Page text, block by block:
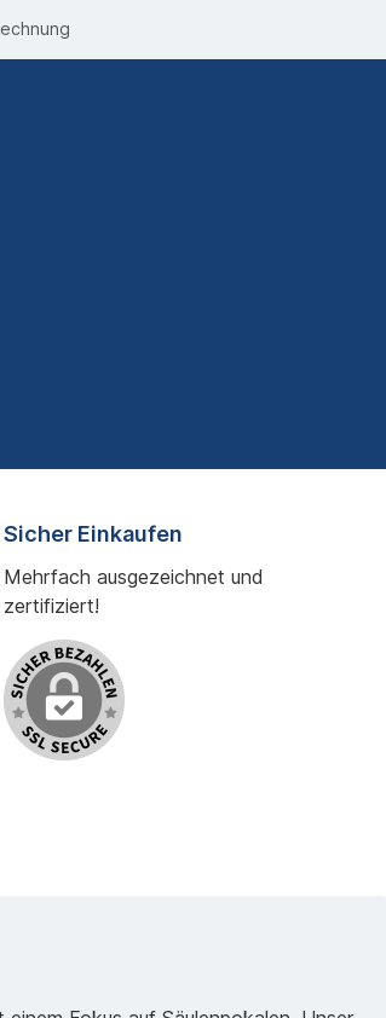
Sicher Einkaufen
Mehrfach ausgezeichnet und
zertifiziert!